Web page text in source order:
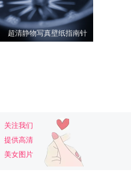
超清静物壁纸铁线莲
0
0
超清静物壁纸紫色的雏菊花
0
0
超清壁纸日本东京酒吧
0
0
超清静物壁纸紫色的菊苣
0
0
超清静物壁纸羽毛特写
0
0
超清静物写真壁纸指南针
关注我们
提供高清
美女图片